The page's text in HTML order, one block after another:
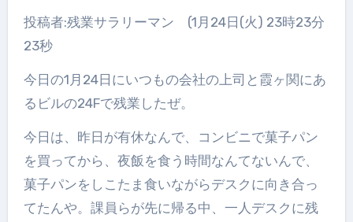
投稿者:残業サラリーマン (1月24日(火) 23時23分
23秒
今日の1月24日にいつもの会社の上司と霞ヶ関にあ
るビルの24Fで残業したぜ。
今日は、昨日が有休なんで、コンビニで菓子パン
を買ってから、夜飯を食う時間なんてないんで、
菓子パンをしこたま食いながらデスクに向き合っ
てたんや。課員らが先に帰る中、一人デスクに残